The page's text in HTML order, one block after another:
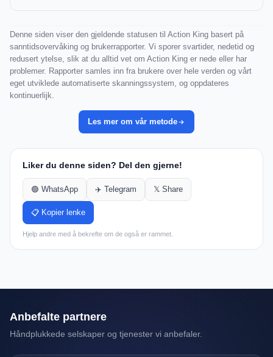
Denne siden viser den gjeldende statusen til Action King basert på
sanntidsovervåking og brukerrapporter. Vi sporer svartider, nedetid og
redusert ytelse, slik at du alltid vet om Action King er nede eller har
problemer. Rapporter samles inn fra brukere over hele verden og vårt
eget utviklede automatiserte skanningssystem, og oppdateres
kontinuerlijk.
Les mer om vår metode
Liker du denne siden? Del den gjerne!
🟢 WhatsApp ✈️ Telegram 𝕏 Share
📋 Kopier lenke
Hjelp andre med å bekrefte om de også er rammet.
Anbefalte partnere
Håndplukkede selskaper og tjenester vi anbefaler.